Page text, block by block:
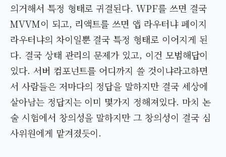
의거해서 특정 형태로 귀결된다. WPF를 쓰면 결국
MVVM이 되고, 리액트를 쓰면 앱 라우터냐 페이지
라우터냐의 차이일뿐 결국 특정 형태로 이어지게 된
다. 결국 상태 관리의 문제가 있고, 이건 모범해답이
있다. 서버 컴포넌트를 어디까지 쓸 것이냐라고하면
서 사람들은 저마다의 정답을 말하지만 결국 세상에
살아남는 정답지는 이미 몇가지 정해져있다. 마치 논
술 시험에서 창의성을 말하지만 그 창의성이 결국 심
사위원에게 맡겨졌듯이.